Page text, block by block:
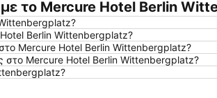
το Mercure Hotel Berlin
Hotel Berlin Wittenbergplatz?
Mercure Hotel Berlin Wittenbergplatz?
στο Mercure Hotel Berlin Wittenbergplatz?